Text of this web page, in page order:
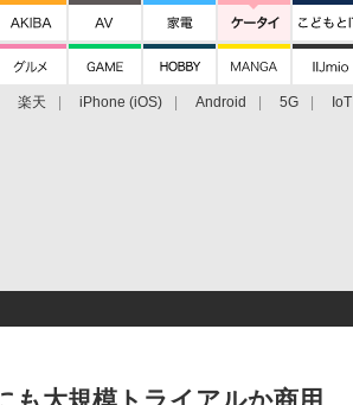
楽天 iPhone (iOS) Android 5G IoT